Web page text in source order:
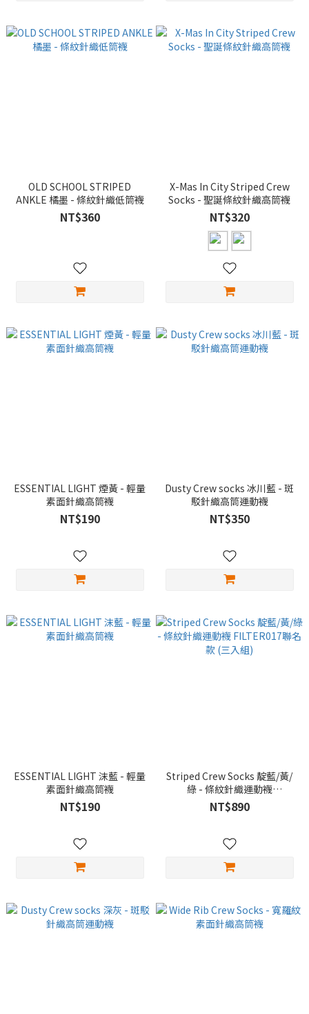
OLD SCHOOL STRIPED
ANKLE 橘墨 - 條紋針織低筒襪
NT$360
X-Mas In City Striped Crew
Socks - 聖誕條紋針織高筒襪
NT$320
ESSENTIAL LIGHT 煙黃 - 輕量
素面針織高筒襪
NT$190
Dusty Crew socks 冰川藍 - 斑
駁針織高筒運動襪
NT$350
ESSENTIAL LIGHT 沫藍 - 輕量
素面針織高筒襪
NT$190
Striped Crew Socks 靛藍/黃/
綠 - 條紋針織運動襪
FILTER017聯名款 (三入組)
NT$890